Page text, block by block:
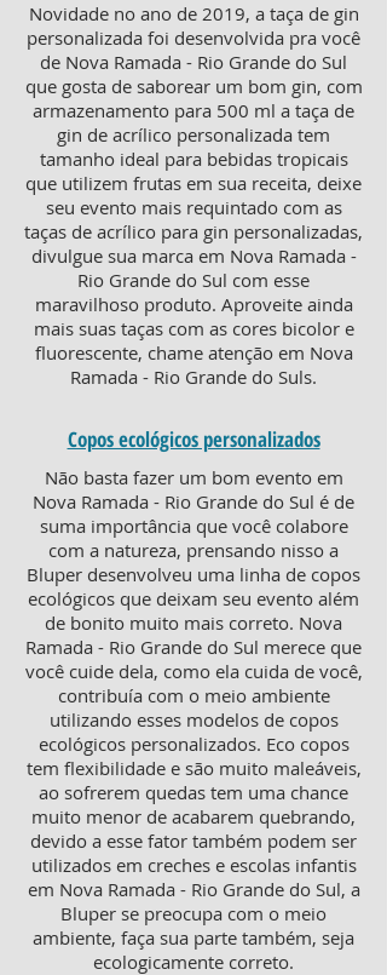
Novidade no ano de 2019, a taça de gin
personalizada foi desenvolvida pra você
de Nova Ramada - Rio Grande do Sul
que gosta de saborear um bom gin, com
armazenamento para 500 ml a taça de
gin de acrílico personalizada tem
tamanho ideal para bebidas tropicais
que utilizem frutas em sua receita, deixe
seu evento mais requintado com as
taças de acrílico para gin personalizadas,
divulgue sua marca em Nova Ramada -
Rio Grande do Sul com esse
maravilhoso produto. Aproveite ainda
mais suas taças com as cores bicolor e
fluorescente, chame atenção em Nova
Ramada - Rio Grande do Suls.
Copos ecológicos personalizados
Não basta fazer um bom evento em
Nova Ramada - Rio Grande do Sul é de
suma importância que você colabore
com a natureza, prensando nisso a
Bluper desenvolveu uma linha de copos
ecológicos que deixam seu evento além
de bonito muito mais correto. Nova
Ramada - Rio Grande do Sul merece que
você cuide dela, como ela cuida de você,
contribuía com o meio ambiente
utilizando esses modelos de copos
ecológicos personalizados. Eco copos
tem flexibilidade e são muito maleáveis,
ao sofrerem quedas tem uma chance
muito menor de acabarem quebrando,
devido a esse fator também podem ser
utilizados em creches e escolas infantis
em Nova Ramada - Rio Grande do Sul, a
Bluper se preocupa com o meio
ambiente, faça sua parte também, seja
ecologicamente correto.